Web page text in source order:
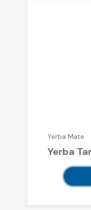
Yerba Mate
Yerba